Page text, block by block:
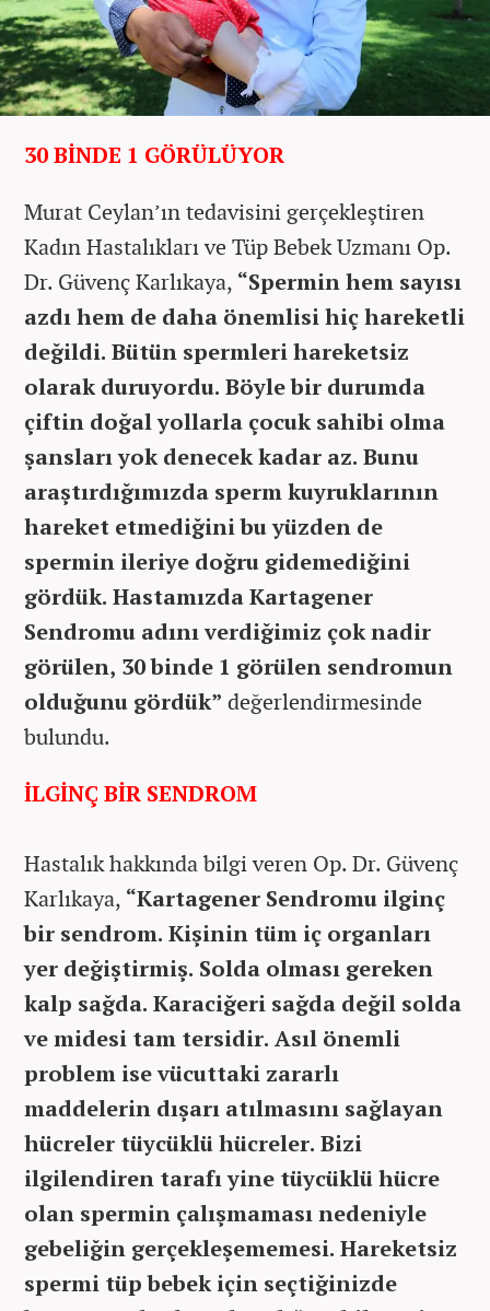
30 BİNDE 1 GÖRÜLÜYOR
Murat Ceylan’ın tedavisini gerçekleştiren
Kadın Hastalıkları ve Tüp Bebek Uzmanı Op.
Dr. Güvenç Karlıkaya, “Spermin hem sayısı
azdı hem de daha önemlisi hiç hareketli
değildi. Bütün spermleri hareketsiz
olarak duruyordu. Böyle bir durumda
çiftin doğal yollarla çocuk sahibi olma
şansları yok denecek kadar az. Bunu
araştırdığımızda sperm kuyruklarının
hareket etmediğini bu yüzden de
spermin ileriye doğru gidemediğini
gördük. Hastamızda Kartagener
Sendromu adını verdiğimiz çok nadir
görülen, 30 binde 1 görülen sendromun
olduğunu gördük” değerlendirmesinde
bulundu.
İLGİNÇ BİR SENDROM
Hastalık hakkında bilgi veren Op. Dr. Güvenç
Karlıkaya, “Kartagener Sendromu ilginç
bir sendrom. Kişinin tüm iç organları
yer değiştirmiş. Solda olması gereken
kalp sağda. Karaciğeri sağda değil solda
ve midesi tam tersidir. Asıl önemli
problem ise vücuttaki zararlı
maddelerin dışarı atılmasını sağlayan
hücreler tüycüklü hücreler. Bizi
ilgilendiren tarafı yine tüycüklü hücre
olan spermin çalışmaması nedeniyle
gebeliğin gerçekleşememesi. Hareketsiz
spermi tüp bebek için seçtiğinizde